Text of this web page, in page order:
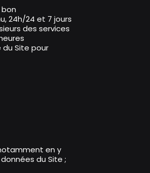
24h/24 et 7 jours
des services
du Site pour
en y
du Site ;